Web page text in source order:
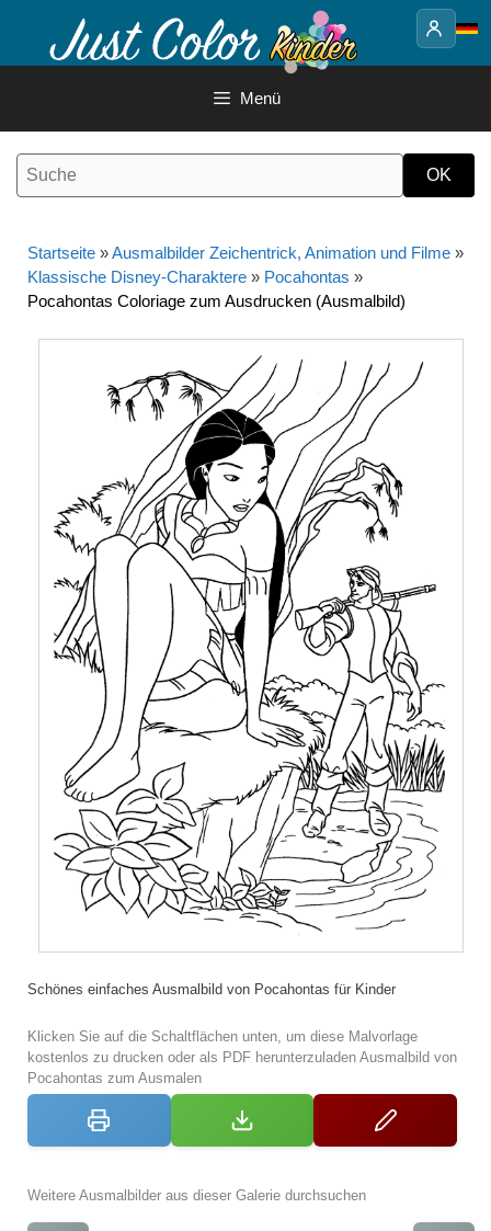
Inhalt
Menü
Startseite »Ausmalbilder Zeichentrick, Animation und Filme »
Klassische Disney-Charaktere » Pocahontas »
Pocahontas Coloriage zum Ausdrucken (Ausmalbild)
Schönes einfaches Ausmalbild von Pocahontas für Kinder
Klicken Sie auf die Schaltflächen unten, um diese Malvorlage
kostenlos zu drucken oder als PDF herunterzuladen Ausmalbild von
Pocahontas zum Ausmalen
Weitere Ausmalbilder aus dieser Galerie durchsuchen